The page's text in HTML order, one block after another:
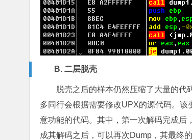
B. 二层脱壳
脱壳之后的样本仍然压缩了大量的
多同行会根据需要修改UPX的源代码。
意功能的代码。其中，第一次解码完成后
成其解码之后，可以再次Dump，其最终